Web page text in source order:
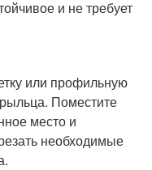
и не требует
или профильную
Поместите
место и
необходимые